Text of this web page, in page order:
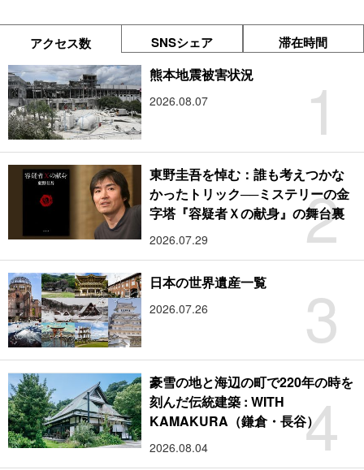
アクセス数 SNSシェア 滞在時間
1
熊本地震被害状況
2026.08.07
2
東野圭吾を悼む：誰も考えつかな
かったトリック──ミステリーの金
字塔『容疑者Ｘの献身』の舞台裏
2026.07.29
3
日本の世界遺産一覧
2026.07.26
4
豪雪の地と海辺の町で220年の時を
刻んだ伝統建築 : WITH
KAMAKURA（鎌倉・長谷）
2026.08.04